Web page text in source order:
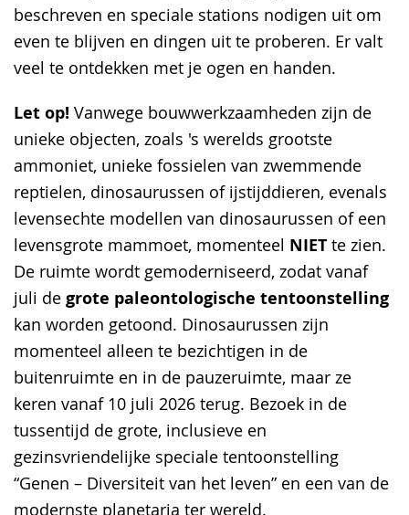
beschreven en speciale stations nodigen uit om
even te blijven en dingen uit te proberen. Er valt
veel te ontdekken met je ogen en handen.
Let op! Vanwege bouwwerkzaamheden zijn de
unieke objecten, zoals 's werelds grootste
ammoniet, unieke fossielen van zwemmende
reptielen, dinosaurussen of ijstijddieren, evenals
levensechte modellen van dinosaurussen of een
levensgrote mammoet, momenteel NIET te zien.
De ruimte wordt gemoderniseerd, zodat vanaf
juli de grote paleontologische tentoonstelling
kan worden getoond. Dinosaurussen zijn
momenteel alleen te bezichtigen in de
buitenruimte en in de pauzeruimte, maar ze
keren vanaf 10 juli 2026 terug. Bezoek in de
tussentijd de grote, inclusieve en
gezinsvriendelijke speciale tentoonstelling
“Genen – Diversiteit van het leven” en een van de
modernste planetaria ter wereld.